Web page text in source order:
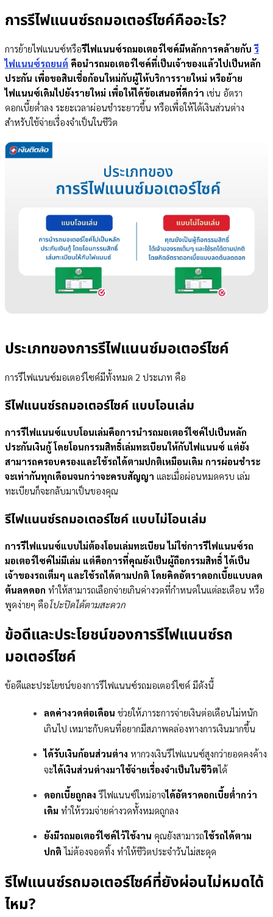
รีไฟแนนซ์รถมอเตอร์ไซค์ แบบโอนเล่ม
ข้อดีและประโยชน์ของการรีไฟแนนซ์รถมอเตอร์ไซค์
รีไฟแนนซ์รถมอเตอร์ไซค์ที่ยังผ่อนไม่หมดได้ไหม?
รีไฟแนนซ์รถมอเตอร์ไซค์ไม่มีเล่มได้ไหม? เหมาะกับใคร
ต้องผ่อนมอเตอร์ไซค์กี่เดือนถึงจะรีไฟแนนซ์ได้
ค้างค่างวดรถมอเตอร์ไซค์รีไฟแนนซ์ได้ไหม?
นำมอเตอร์ไซค์เข้ารีไฟแนนซ์ได้กี่ครั้ง
เงื่อนไขสำหรับการรีไฟแนนซ์มอเตอร์ไซค์กับเงินติดล้อ
ขั้นตอนและเอกสารในการรีไฟแนนซ์มอเตอร์ไซค์กับเงินติดล้อ
ขั้นตอนการดำเนินการ
คำถามที่พบบ่อยเกี่ยวกับรีไฟแนนซ์รถมอเตอร์ไซค์ยังผ่อนไม่หมด (FAQ)
ปรับโครงสร้างหนี้ แล้วรีไฟแนนซ์รถมอเตอร์ไซค์ได้ไหม
การรีไฟแนนซ์รถมอเตอร์ไซค์คืออะไร?
การย้ายไฟแนนซ์หรือรีไฟแนนซ์รถมอเตอร์ไซค์มีหลักการคล้ายกับ รี
ไฟแนนซ์รถยนต์ คือนำรถมอเตอร์ไซค์ที่เป็นเจ้าของแล้วไปเป็นหลัก
ประกัน เพื่อขอสินเชื่อก้อนใหม่กับผู้ให้บริการรายใหม่ หรือย้าย
ไฟแนนซ์เดิมไปยังรายใหม่ เพื่อให้ได้ข้อเสนอที่ดีกว่า เช่น อัตรา
ดอกเบี้ยต่ำลง ระยะเวลาผ่อนชำระยาวขึ้น หรือเพื่อให้ได้เงินส่วนต่าง
สำหรับใช้จ่ายเรื่องจำเป็นในชีวิต
ประเภทของการรีไฟแนนซ์มอเตอร์ไซค์
การรีไฟแนนซ์มอเตอร์ไซค์มีทั้งหมด 2 ประเภท คือ
รีไฟแนนซ์รถมอเตอร์ไซค์ แบบโอนเล่ม
การรีไฟแนนซ์แบบโอนเล่มคือการนำรถมอเตอร์ไซค์ไปเป็นหลัก
ประกันเงินกู้ โดยโอนกรรมสิทธิ์เล่มทะเบียนให้กับไฟแนนซ์ แต่ยัง
สามารถครอบครองและใช้รถได้ตามปกติเหมือนเดิม การผ่อนชำระ
จะเท่ากันทุกเดือนจนกว่าจะครบสัญญา และเมื่อผ่อนหมดครบ เล่ม
ทะเบียนก็จะกลับมาเป็นของคุณ
รีไฟแนนซ์รถมอเตอร์ไซค์ แบบไม่โอนเล่ม
การรีไฟแนนซ์แบบไม่ต้องโอนเล่มทะเบียน ไม่ใช่การรีไฟแนนซ์รถ
มอเตอร์ไซค์ไม่มีเล่ม แต่คือการที่คุณยังเป็นผู้ถือกรรมสิทธิ์ ได้เป็น
เจ้าของรถเต็มๆ และใช้รถได้ตามปกติ โดยคิดอัตราดอกเบี้ยแบบลด
ต้นลดดอก ทำให้สามารถเลือกจ่ายเกินค่างวดที่กำหนดในแต่ละเดือน หรือ
พูดง่ายๆ คือโปะปิดได้ตามสะดวก
ข้อดีและประโยชน์ของการรีไฟแนนซ์รถ
มอเตอร์ไซค์
ข้อดีและประโยชน์ของการรีไฟแนนซ์รถมอเตอร์ไซค์ มีดังนี้
ลดค่างวดต่อเดือน ช่วยให้ภาระการจ่ายเงินต่อเดือนไม่หนัก
เกินไป เหมาะกับคนที่อยากมีสภาพคล่องทางการเงินมากขึ้น
ได้รับเงินก้อนส่วนต่าง หากวงเงินรีไฟแนนซ์สูงกว่ายอดคงค้าง
จะได้เงินส่วนต่างมาใช้จ่ายเรื่องจำเป็นในชีวิตได้
ดอกเบี้ยถูกลง รีไฟแนนซ์ใหม่อาจได้อัตราดอกเบี้ยต่ำกว่า
เดิม ทำให้รวมจ่ายค่างวดทั้งหมดถูกลง
ยังมีรถมอเตอร์ไซค์ไว้ใช้งาน คุณยังสามารถใช้รถได้ตาม
ปกติ ไม่ต้องจอดทิ้ง ทำให้ชีวิตประจำวันไม่สะดุด
รีไฟแนนซ์รถมอเตอร์ไซค์ที่ยังผ่อนไม่หมดได้
ไหม?